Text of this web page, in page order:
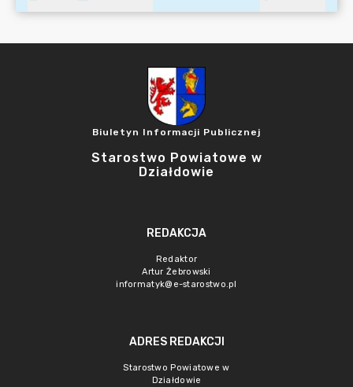
Biuletyn Informacji Publicznej
Starostwo Powiatowe w
Działdowie
REDAKCJA
Redaktor
Artur Żebrowski
informatyk@e-starostwo.pl
ADRES REDAKCJI
Starostwo Powiatowe w
Działdowie